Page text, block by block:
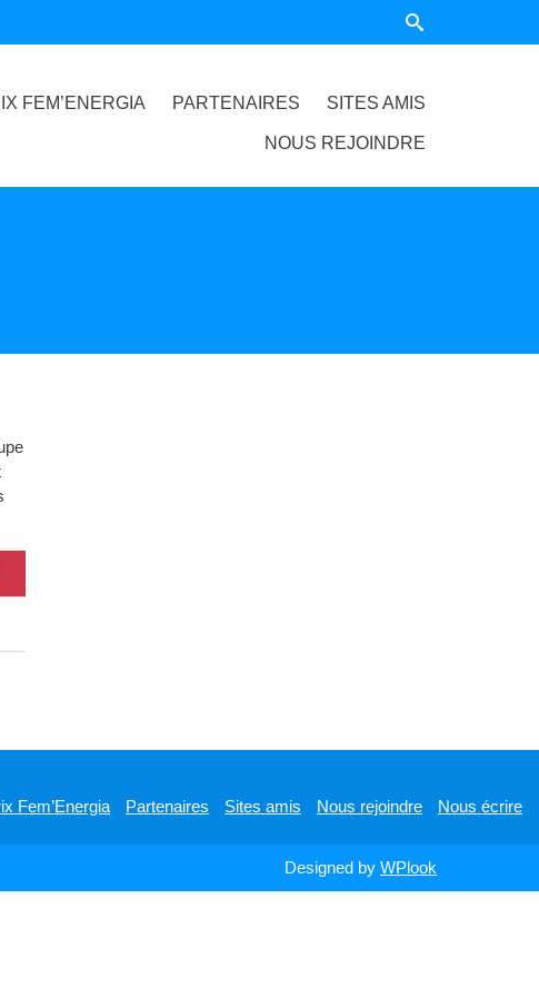
FEM’ENERGIA PARTENAIRES SITES AMIS
NOUS REJOINDRE
Fem’Energia Partenaires Sites amis Nous rejoindre Nous écrire
Designed byWPlook